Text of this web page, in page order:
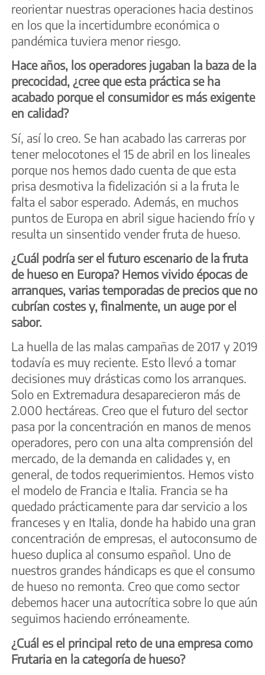
reorientar nuestras operaciones hacia destinos
en los que la incertidumbre económica o
pandémica tuviera menor riesgo.
Hace años, los operadores jugaban la baza de la
precocidad, ¿cree que esta práctica se ha
acabado porque el consumidor es más exigente
en calidad?
Sí, así lo creo. Se han acabado las carreras por
tener melocotones el 15 de abril en los lineales
porque nos hemos dado cuenta de que esta
prisa desmotiva la fidelización si a la fruta le
falta el sabor esperado. Además, en muchos
puntos de Europa en abril sigue haciendo frío y
resulta un sinsentido vender fruta de hueso.
¿Cuál podría ser el futuro escenario de la fruta
de hueso en Europa? Hemos vivido épocas de
arranques, varias temporadas de precios que no
cubrían costes y, finalmente, un auge por el
sabor.
La huella de las malas campañas de 2017 y 2019
todavía es muy reciente. Esto llevó a tomar
decisiones muy drásticas como los arranques.
Solo en Extremadura desaparecieron más de
2.000 hectáreas. Creo que el futuro del sector
pasa por la concentración en manos de menos
operadores, pero con una alta comprensión del
mercado, de la demanda en calidades y, en
general, de todos requerimientos. Hemos visto
el modelo de Francia e Italia. Francia se ha
quedado prácticamente para dar servicio a los
franceses y en Italia, donde ha habido una gran
concentración de empresas, el autoconsumo de
hueso duplica al consumo español. Uno de
nuestros grandes hándicaps es que el consumo
de hueso no remonta. Creo que como sector
debemos hacer una autocrítica sobre lo que aún
seguimos haciendo erróneamente.
¿Cuál es el principal reto de una empresa como
Frutaria en la categoría de hueso?